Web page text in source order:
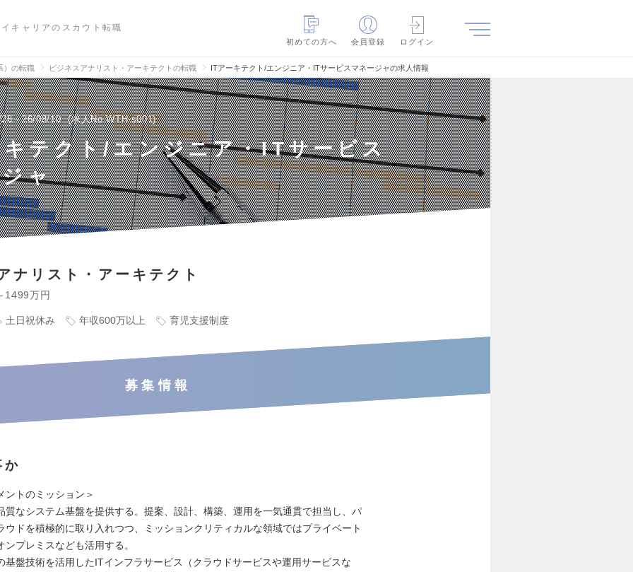
キャリアのスカウト転職
初めての方へ
会員登録 ログイン
）の転職 ビジネスアナリスト・アーキテクトの転職 ITアーキテクト/エンジニア・ITサービスマネージャの求人情報
～26/08/10 求人No.WTH-s001
テクト/エンジニア・ITサービス
ャ
ナリスト・アーキテクト
1499万円
土日祝休み 年収600万以上 育児支援制度
募集情報
か
ントのミッション＞
質なシステム基盤を提供する。提案、設計、構築、運用を一気通貫で担当し、パ
ウドを積極的に取り入れつつ、ミッションクリティカルな領域ではプライベート
ンプレミスなども活用する。
基盤技術を活用したITインフラサービス（クラウドサービスや運用サービスな